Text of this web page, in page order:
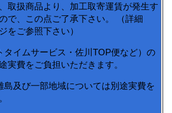
取扱商品より、加工取寄運賃が発生す
で、この点ご了承下さい。 （詳細
をご参照下さい）
タイムサービス・佐川TOP便など）の
実費をご負担いただきます。
島及び一部地域については別途実費を